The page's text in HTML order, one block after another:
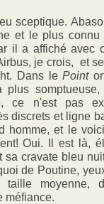
sceptique.
et le plus
il a affiché avec
je crois, et
Dans lePoint
ce n'est pas
discrets et ligne
homme, et le
Oui. Il est là,
sa cravate bleu
de Poutine,
moyenne,
méfiance.